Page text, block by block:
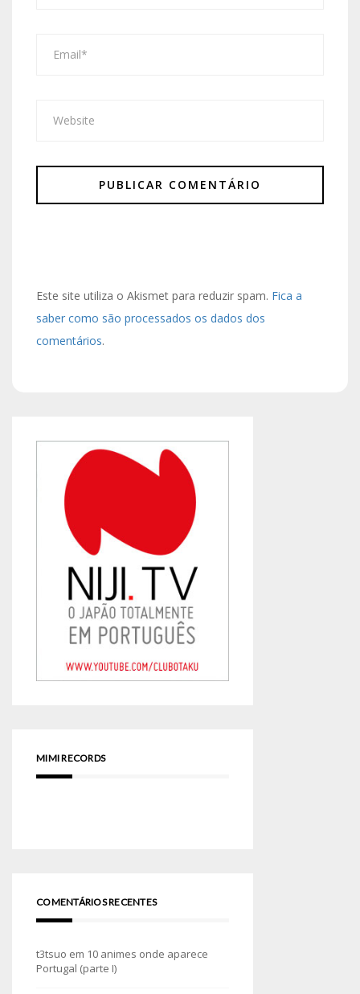
Este site utiliza o Akismet para reduzir spam. Fica a
saber como são processados os dados dos
comentários.
MIMI RECORDS
COMENTÁRIOS RECENTES
t3tsuo em 10 animes onde aparece
Portugal (parte I)